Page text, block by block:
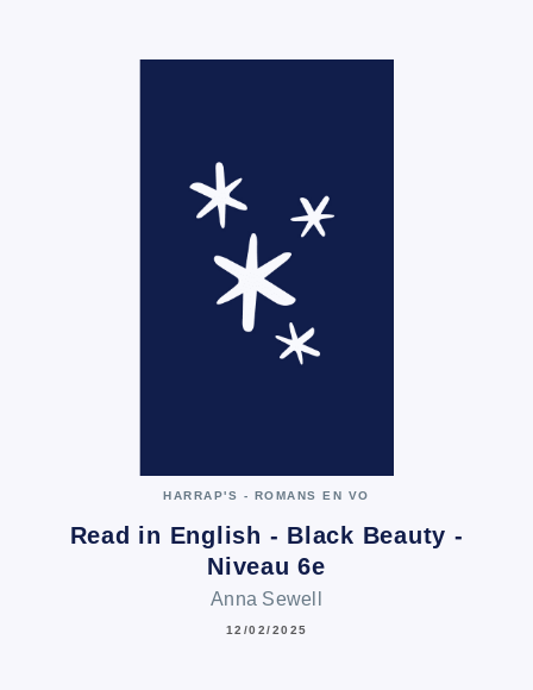
HARRAP'S - ROMANS EN VO
Read in English - Black Beauty -
Niveau 6e
Anna Sewell
12/02/2025